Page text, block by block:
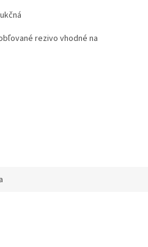
rezivo vhodné na